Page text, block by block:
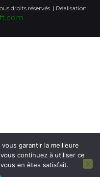
droits réservés. | Réalisation
garantir la meilleure
continuez à utiliser ce
en êtes satisfait.